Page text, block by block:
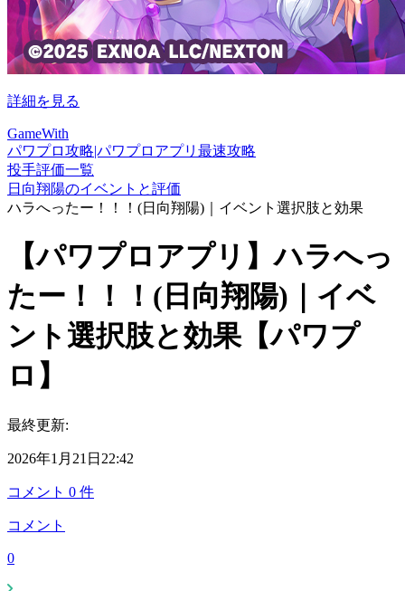
詳細を見る
GameWith
パワプロ攻略|パワプロアプリ最速攻略
投手評価一覧
日向翔陽のイベントと評価
ハラへったー！！！(日向翔陽)｜イベント選択肢と効果
【パワプロアプリ】ハラへっ
たー！！！(日向翔陽)｜イベ
ント選択肢と効果【パワプ
ロ】
最終更新:
2026年1月21日22:42
コメント 0 件
コメント
0